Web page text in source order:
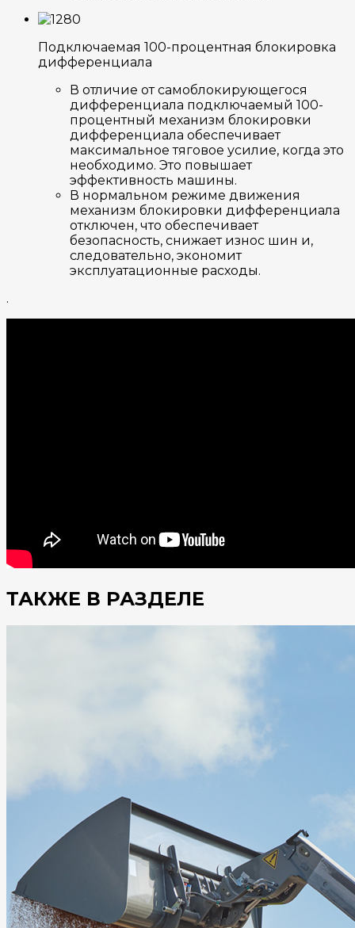
Подключаемая 100-процентная блокировка
дифференциала
В отличие от самоблокирующегося
дифференциала подключаемый 100-
процентный механизм блокировки
дифференциала обеспечивает
максимальное тяговое усилие, когда это
необходимо. Это повышает
эффективность машины.
В нормальном режиме движения
механизм блокировки дифференциала
отключен, что обеспечивает
безопасность, снижает износ шин и,
следовательно, экономит
эксплуатационные расходы.
.
ТАКЖЕ В РАЗДЕЛЕ